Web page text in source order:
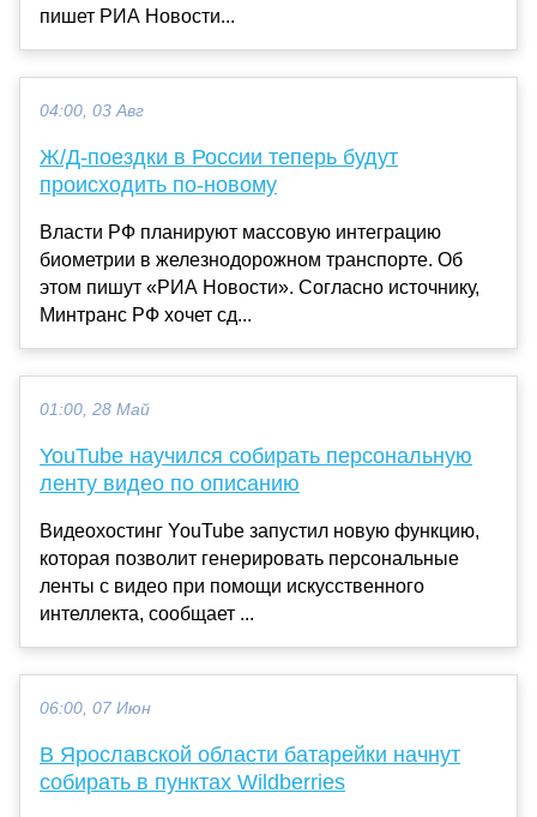
пишет РИА Новости...
04:00, 03 Авг
Ж/Д-поездки в России теперь будут
происходить по-новому
Власти РФ планируют массовую интеграцию
биометрии в железнодорожном транспорте. Об
этом пишут «РИА Новости». Согласно источнику,
Минтранс РФ хочет сд...
01:00, 28 Май
YouTube научился собирать персональную
ленту видео по описанию
Видеохостинг YouTube запустил новую функцию,
которая позволит генерировать персональные
ленты с видео при помощи искусственного
интеллекта, сообщает ...
06:00, 07 Июн
В Ярославской области батарейки начнут
собирать в пунктах Wildberries